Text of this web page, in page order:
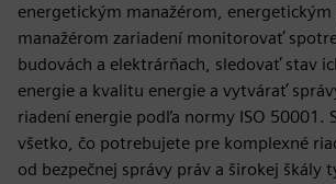
energetickým manažérom, energetickým
manažérom zariadení monitorovať
budovách a elektrárňach, sledovať stav
energie a kvalitu energie a vytvárať
riadení energie podľa normy ISO 50001.
všetko, čo potrebujete pre komplexné
od bezpečnej správy práv a širokej škály